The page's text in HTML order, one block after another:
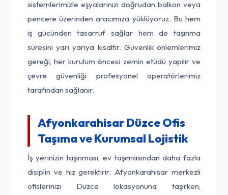
sistemlerimizle eşyalarınızı doğrudan balkon veya
pencere üzerinden aracımıza yüklüyoruz. Bu hem
iş gücünden tasarruf sağlar hem de taşınma
süresini yarı yarıya kısaltır. Güvenlik önlemlerimiz
gereği, her kurulum öncesi zemin etüdü yapılır ve
çevre güvenliği profesyonel operatörlerimiz
tarafından sağlanır.
Afyonkarahisar Düzce Ofis
Taşıma ve Kurumsal Lojistik
İş yerinizin taşınması, ev taşımasından daha fazla
disiplin ve hız gerektirir. Afyonkarahisar merkezli
ofislerinizi Düzce lokasyonuna taşırken,